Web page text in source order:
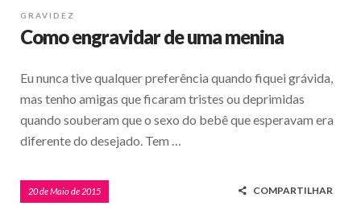
GRAVIDEZ
Como engravidar de uma menina
Eu nunca tive qualquer preferência quando fiquei grávida,
mas tenho amigas que ficaram tristes ou deprimidas
quando souberam que o sexo do bebê que esperavam era
diferente do desejado. Tem …
20 de Maio de 2015 COMPARTILHAR